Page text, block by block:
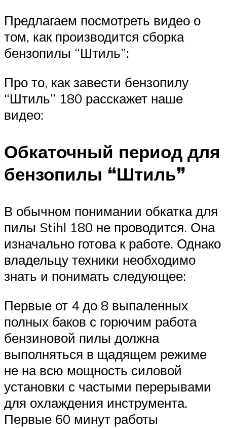
Предлагаем посмотреть видео о
том, как производится сборка
бензопилы “Штиль”:
Про то, как завести бензопилу
“Штиль” 180 расскажет наше
видео:
Обкаточный период для
бензопилы “Штиль”
В обычном понимании обкатка для
пилы Stihl 180 не проводится. Она
изначально готова к работе. Однако
владельцу техники необходимо
знать и понимать следующее:
Первые от 4 до 8 выпаленных
полных баков с горючим работа
бензиновой пилы должна
выполняться в щадящем режиме
не на всю мощность силовой
установки с частыми перерывами
для охлаждения инструмента.
Первые 60 минут работы